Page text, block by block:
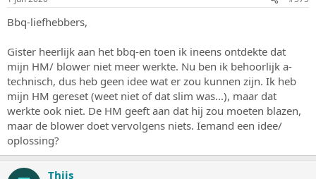
Bbq-liefhebbers,
Gister heerlijk aan het bbq-en toen ik ineens ontdekte dat
mijn HM/ blower niet meer werkte. Nu ben ik behoorlijk a-
technisch, dus heb geen idee wat er zou kunnen zijn. Ik heb
mijn HM gereset (weet niet of dat slim was...), maar dat
werkte ook niet. De HM geeft aan dat hij zou moeten blazen,
maar de blower doet vervolgens niets. Iemand een idee/
oplossing?
Thijs